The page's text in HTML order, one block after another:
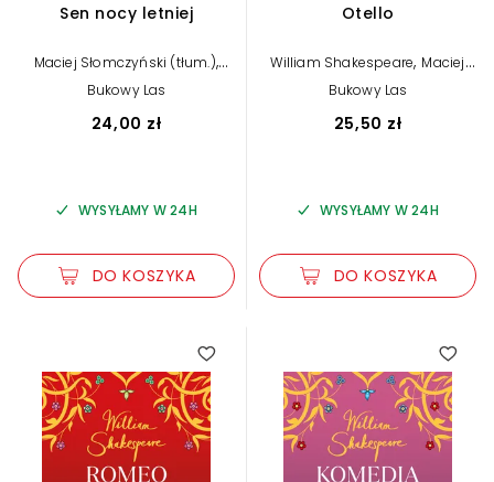
Sen nocy letniej
Maciej Słomczyński (tłum.),
William Shakespeare
Bukowy Las
24,00 zł
WYSYŁAMY W 24H
DO KOSZYKA
Otello
William Shakespeare, Maciej
Słomczyński (tłum.)
Bukowy Las
25,50 zł
WYSYŁAMY W 24H
DO KOSZYKA
4.00